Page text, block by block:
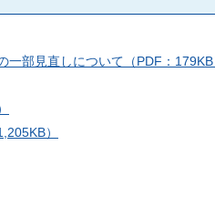
部見直しについて（PDF：179KB
）